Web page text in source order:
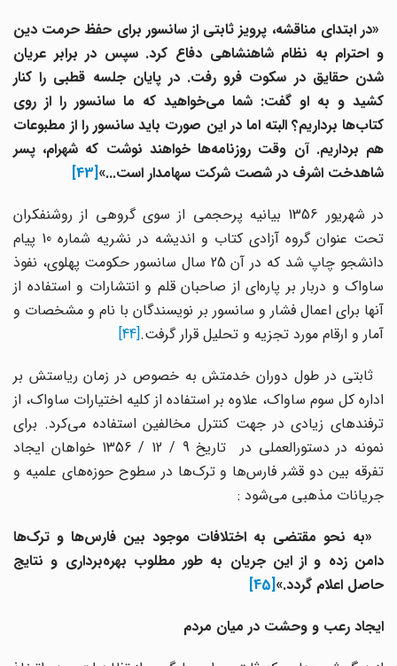
«در ابتدای مناقشه، پرویز ثابتی از سانسور برای حفظ حرمت دین
و احترام به نظام شاهنشاهی دفاع کرد. سپس در برابر عریان
شدن حقایق در سکوت فرو رفت. در پایان جلسه قطبی را کنار
کشید و به او گفت: شما می‌خواهید که ما سانسور را از روی
کتاب‌ها برداریم؟ البته اما در این صورت باید سانسور را از مطبوعات
هم برداریم. آن وقت روزنامه‌ها خواهند نوشت که شهرام، پسر
شاهدخت اشرف در شصت شرکت سهامدار است...»[43]
در شهریور 1356 بیانیه پرحجمی از سوی گروهی از روشنفکران
تحت عنوان گروه آزادی کتاب و اندیشه در نشریه شماره 10 پیام
دانشجو چاپ شد که در آن 25 سال سانسور حکومت پهلوی، نفوذ
ساواک و دربار بر پاره‌ای از صاحبان قلم و انتشارات و استفاده از
آنها برای اعمال فشار و سانسور بر نویسندگان با نام و مشخصات و
آمار و ارقام مورد تجزیه و تحلیل قرار گرفت.[44]
ثابتی در طول دوران خدمتش به خصوص در زمان ریاستش بر
اداره کل سوم ساواک، علاوه بر استفاده از کلیه اختیارات ساواک، از
ترفندهای زیادی در جهت کنترل مخالفین استفاده می‌کرد. برای
نمونه در دستورالعملی در تاریخ 9 / 12 / 1356 خواهان ایجاد
تفرقه بین دو قشر فارس‌ها و ترک‌ها در سطوح حوزه‌های علمیه و
جریانات مذهبی می‌شود :
«به نحو مقتضی به اختلافات موجود بین فارس‌ها و ترک‌ها
دامن زده و از این جریان به طور مطلوب بهره‌برداری و نتایج
حاصل اعلام گردد.»[45]
ایجاد رعب و وحشت در میان مردم